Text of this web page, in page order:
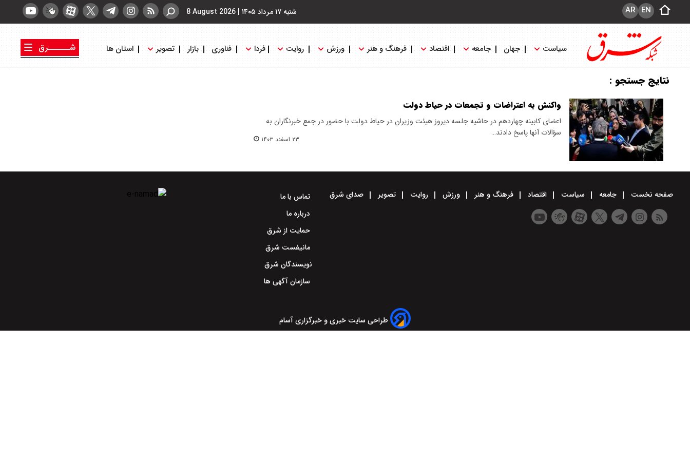
شنبه ۱۷ مرداد ۱۴۰۵ |
8 August 2026 EN
AR
سیاست جهان جامعه اقتصاد فرهنگ و هنر ورزش روایت فردا فناوری بازار تصویر استان ها
شــــــرق
نتایج جستجو :
واکنش به اعتراضات و تجمعات در حیاط دولت
اعضای کابینه چهاردهم در حاشیه جلسه دیروز هیئت وزیران در حیاط دولت با حضور در جمع خبرنگاران به
سؤالات‌ آنها پاسخ دادند…
۲۳ اسفند ۱۴۰۳
صفحه نخست جامعه سیاست اقتصاد فرهنگ و هنر ورزش روایت تصویر صدای شرق
تماس با ما
درباره ما
حمایت از شرق
مانیفست شرق
نویسندگان شرق
سازمان آگهی ها
طراحی سایت خبری و خبرگزاری آسام